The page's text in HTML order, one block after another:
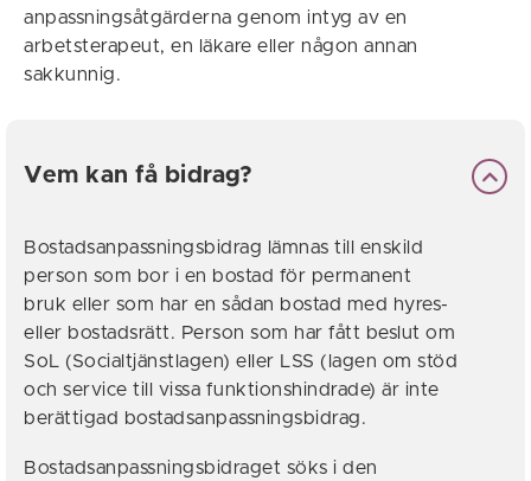
anpassningsåtgärderna genom intyg av en
arbetsterapeut, en läkare eller någon annan
sakkunnig.
Vem kan få bidrag?
Bostadsanpassningsbidrag lämnas till enskild
person som bor i en bostad för permanent
bruk eller som har en sådan bostad med hyres-
eller bostadsrätt. Person som har fått beslut om
SoL (Socialtjänstlagen) eller LSS (lagen om stöd
och service till vissa funktionshindrade) är inte
berättigad bostadsanpassningsbidrag.
Bostadsanpassningsbidraget söks i den